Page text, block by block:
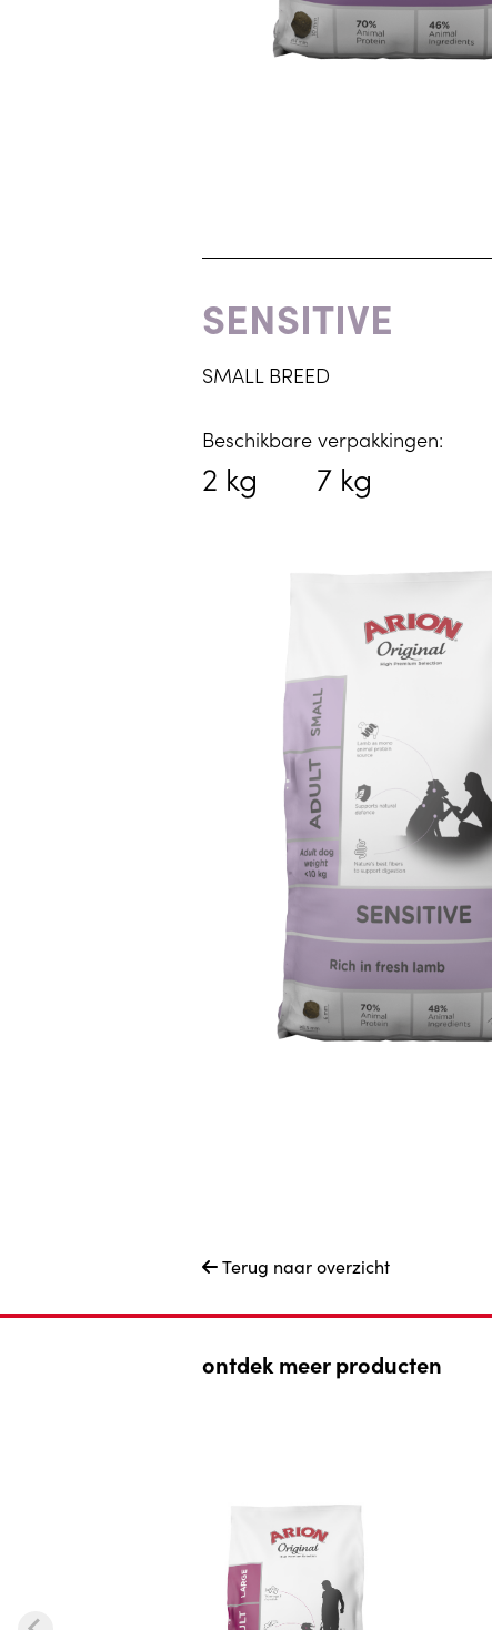
SENSITIVE
SMALL BREED
Beschikbare verpakkingen:
2 kg 7 kg
 Terug naar overzicht
ontdek meer producten